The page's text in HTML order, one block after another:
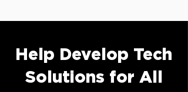
Help Develop Tech
Solutions for All